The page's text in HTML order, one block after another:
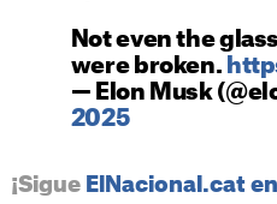
Not even the
were broken.
— Elon Musk
2025
¡Sigue ElNacional.cat